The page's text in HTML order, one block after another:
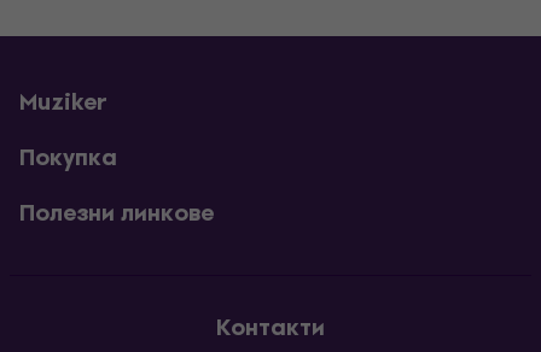
Muziker
Покупка
Полезни линкове
Контакти